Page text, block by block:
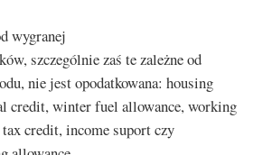
wygranej
szczególnie zaś te zależne od
nie jest opodatkowana: housing
credit, winter fuel allowance, working
credit, income suport czy